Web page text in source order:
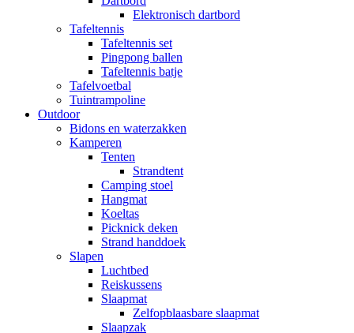
Elektronisch dartbord
Tafeltennis
Tafeltennis set
Pingpong ballen
Tafeltennis batje
Tafelvoetbal
Tuintrampoline
Outdoor
Bidons en waterzakken
Kamperen
Tenten
Strandtent
Camping stoel
Hangmat
Koeltas
Picknick deken
Strand handdoek
Slapen
Luchtbed
Reiskussens
Slaapmat
Zelfopblaasbare slaapmat
Slaapzak